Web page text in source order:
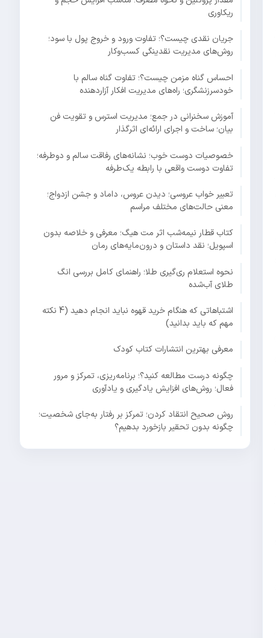
ریکاوری
جریان نقدی چیست؟؛ تفاوت ورود و خروج پول با سود؛
روش‌های مدیریت نقدینگی کسب‌وکار
احساس گناه مزمن چیست؟؛ تفاوت گناه سالم با
خودسرزنشگری؛ راه‌های مدیریت افکار آزاردهنده
آموزش سخنرانی در جمع؛ مدیریت استرس و تقویت فن
بیان؛ ساخت و اجرای ارائه‌ای اثرگذار
خصوصیات دوست خوب؛ نشانه‌های رفاقت سالم و دوطرفه؛
تفاوت دوست واقعی با رابطه یک‌طرفه
تعبیر خواب عروسی؛ دیدن عروس، داماد و جشن ازدواج؛
معنی حالت‌های مختلف مراسم
کتاب قطار نیمه‌شب اثر مت هیگ؛ معرفی و خلاصه بدون
اسپویل؛ نقد داستان و درون‌مایه‌های رمان
نحوه استعلام ری‌گیری طلا؛ راهنمای کامل بررسی انگ
طلای آب‌شده
اشتباهاتی که هنگام خرید قهوه نباید انجام دهید (4 نکته
مهم که باید بدانید)
معرفی بهترین انتشارات کتاب کودک
چگونه درست مطالعه کنید؟؛ برنامه‌ریزی، تمرکز و مرور
فعال؛ روش‌های افزایش یادگیری و یادآوری
روش صحیح انتقاد کردن؛ تمرکز بر رفتار به‌جای شخصیت؛
چگونه بدون تحقیر بازخورد بدهیم؟